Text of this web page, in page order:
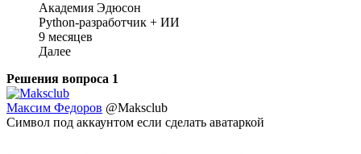
Академия Эдюсон
Python-разработчик + ИИ
9 месяцев
Далее
Решения вопроса 1
Максим Федоров @Maksclub
Символ под аккаунтом если сделать аватаркой